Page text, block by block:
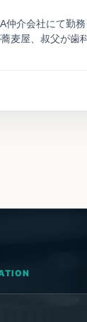
介会社にて勤
麦屋、叔父が歯